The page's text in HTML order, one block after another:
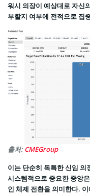
워시 의장이 예상대로 자신
부할지 여부에 전적으로 집
출처:CMEGroup
이는 단순히 독특한 신임
시스템적으로 중요한 중앙
인 체제 전환을 의미한다.